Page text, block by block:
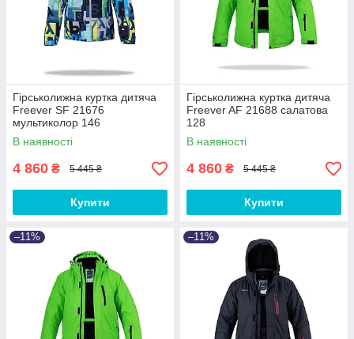
Гірськолижна куртка дитяча
Freever SF 21676
мультиколор 146
В наявності
4 860 ₴ 5 445 ₴
Купити
Гірськолижна куртка дитяча
Freever AF 21688 салатова
128
В наявності
4 860 ₴ 5 445 ₴
Купити
–11% –11%